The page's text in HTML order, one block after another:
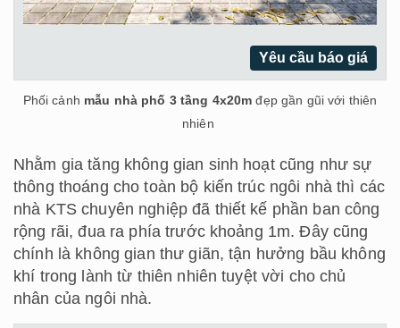
Yêu cầu báo giá
Phối cảnh mẫu nhà phố 3 tầng 4x20m đẹp gần gũi với thiên
nhiên
Nhằm gia tăng không gian sinh hoạt cũng như sự
thông thoáng cho toàn bộ kiến trúc ngôi nhà thì các
nhà KTS chuyên nghiệp đã thiết kế phần ban công
rộng rãi, đua ra phía trước khoảng 1m. Đây cũng
chính là không gian thư giãn, tận hưởng bầu không
khí trong lành từ thiên nhiên tuyệt vời cho chủ
nhân của ngôi nhà.